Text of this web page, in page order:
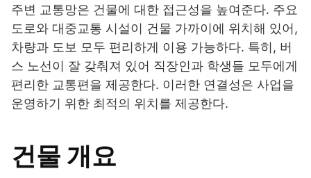
주변 교통망은 건물에 대한 접근성을 높여준다. 주요
도로와 대중교통 시설이 건물 가까이에 위치해 있어,
차량과 도보 모두 편리하게 이용 가능하다. 특히, 버
스 노선이 잘 갖춰져 있어 직장인과 학생들 모두에게
편리한 교통편을 제공한다. 이러한 연결성은 사업을
운영하기 위한 최적의 위치를 제공한다.
건물 개요